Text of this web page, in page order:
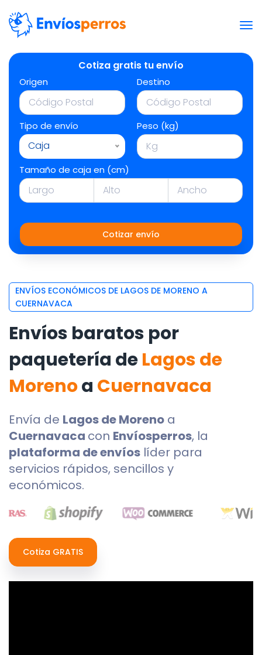
Cotiza gratis tu envío
Origen Destino
Tipo de envío
Caja
Peso (kg)
Tamaño de caja en (cm)
Cotizar envío
ENVÍOS ECONÓMICOS DE LAGOS DE MORENO A
CUERNAVACA
Envíos baratos por
paquetería deLagos de
Morenoa Cuernavaca
Envía de Lagos de Moreno a
Cuernavaca con Envíosperros, la
plataforma de envíos líder para
servicios rápidos, sencillos y
económicos.
Cotiza GRATIS